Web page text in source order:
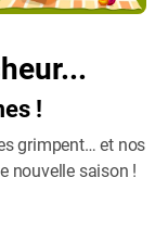
!
grimpent… et nos
nouvelle saison !